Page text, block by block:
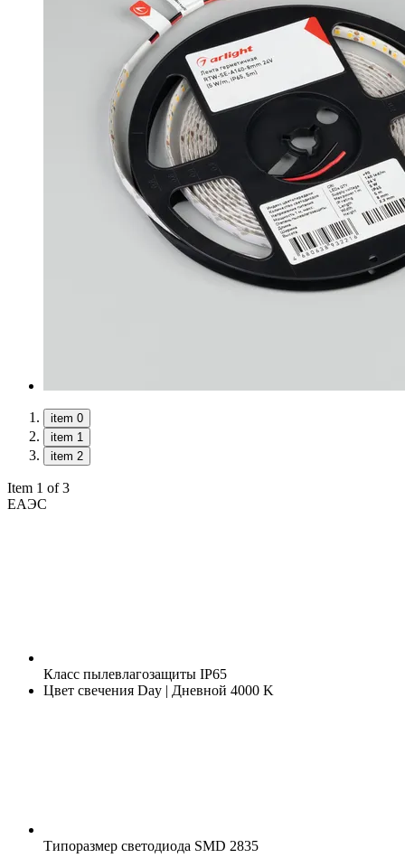
item 0
item 1
item 2
Item 1 of 3
ЕАЭС
Класс пылевлагозащиты IP65
Цвет свечения Day | Дневной 4000 K
Типоразмер светодиода SMD 2835